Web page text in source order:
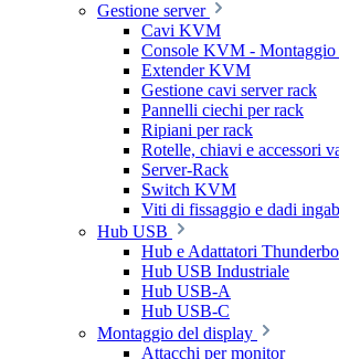
Gestione server
Cavi KVM
Console KVM - Montaggio
Extender KVM
Gestione cavi server rack
Pannelli ciechi per rack
Ripiani per rack
Rotelle, chiavi e accessori
Server-Rack
Switch KVM
Viti di fissaggio e dadi
Hub USB
Hub e Adattatori
Hub USB Industriale
Hub USB-A
Hub USB-C
Montaggio del display
Attacchi per monitor